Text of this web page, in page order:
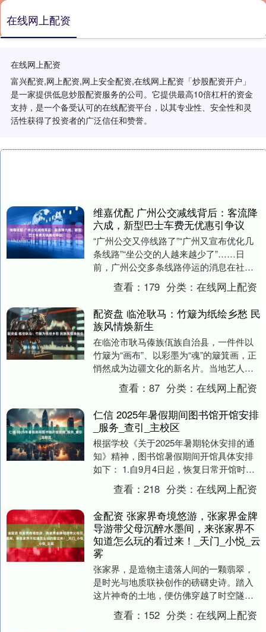
在线网上配资
富兴配资,网上配资,网上安全配资,在线网上配资「炒股配资开户」
是一家提供低息炒股配资服务的公司。它提供最高10倍杠杆的资金
支持，是一个备受认可的在线配资平台，以其专业性、安全性和灵
活性获得了投资者的广泛信任和赞誉。
在线网上配资
维嘉优配 广州公交减线背后：客流降
六成，新型巴士车费无优惠引争议
“广州公交又停线路了”“广州又宣布优化几
条线路”“坐公交的人越来越少了”……日
前，广州公交多条线路停运的消息在社交
媒体发酵。近三年，广州密集调整停运了
一批公交线....
查看： 179 分类：在线网上配资
配资盘 临沧耿马：竹簸为纸绘乡愁 民
族风情焕新生
在临沧市耿马傣族佤族自治县，一件件以
竹簸为“画布”、以彩墨为“魂”的簸箕画，正
悄然成为边疆文化的新名片。当地艺人将
傣族、佤族、汉族等多民族的民俗风情、
田园风光与....
查看：87 分类：在线网上配资
仁信 2025年暑假期间图书馆开馆安排
_服务_查引_主校区
根据学校《关于2025年暑期轮休安排的通
知》精神，图书馆暑假期间开馆具体安排
如下： 1.自9月4日起，恢复日常开馆时
间。 2.暑假期间，图书馆所有电子资源正
常提....查看：218 分类：在线网上配资
金配资 张家界奇境悠游，张家界金牌
导游带父母沉醉水墨间，来张家界不
知道怎么玩的看过来！_天门_小悦_云
雾
张家界，是造物主遗落人间的一颗翡翠，
是时光与地质联袂创作的磅礴史诗。踏入
这片神奇的土地，便仿佛穿越了时空隧
道，置身于一个由亿万年前海底世界升腾
而立的奇幻王国。三....
查看： 152 分类：在线网上配资